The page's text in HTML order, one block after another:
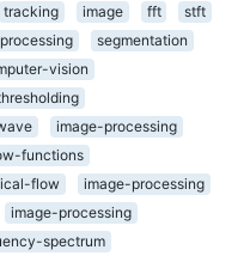
tracking image fft
stft
segmentation
vision
image-processing
functions
flow
image-processing
image-processing
spectrum